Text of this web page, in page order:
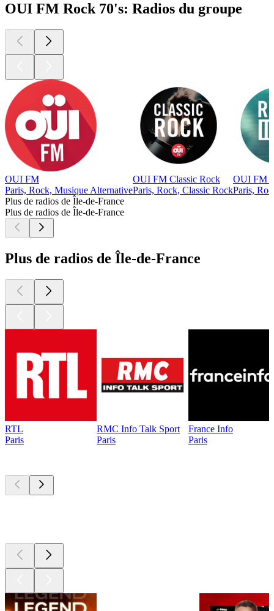
OUI FM Rock 70's: Radios du groupe
OUI FM
Paris, Rock, Musique Alternative
OUI FM Classic Rock
Paris, Rock, Classic Rock
OUI FM
Paris,
Plus de radios de Île-de-France
Plus de radios de Île-de-France
Plus de radios de Île-de-France
RTL
Paris
RMC Info Talk Sport
Paris
France Info
Paris